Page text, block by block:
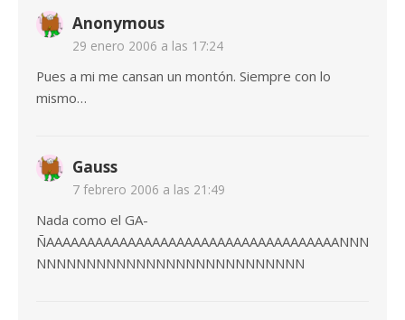
Anonymous
29 enero 2006 a las 17:24
Pues a mi me cansan un montón. Siempre con lo
mismo…
Gauss
7 febrero 2006 a las 21:49
Nada como el GA-
ÑAAAAAAAAAAAAAAAAAAAAAAAAAAAAAAAAAAAANNN
NNNNNNNNNNNNNNNNNNNNNNNNNNN